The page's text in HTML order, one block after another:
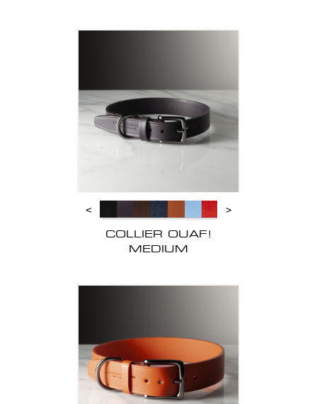
<
>
COLLIER OUAF!
MEDIUM